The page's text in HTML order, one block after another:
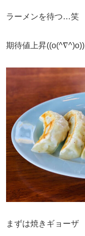
ラーメンを待つ…笑
期待値上昇((o(^∇^)o))
まずは焼きギョーザ